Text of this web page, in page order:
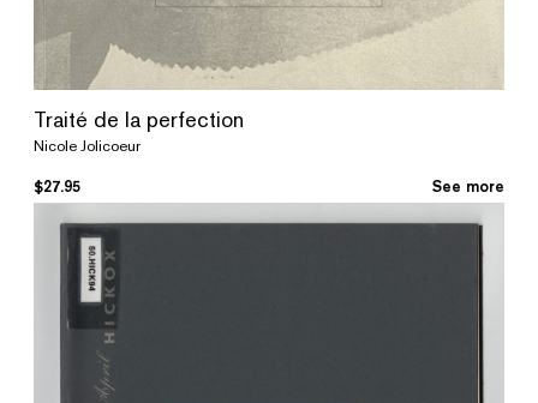
Traité de la perfection
Nicole Jolicoeur
$27.95 See more